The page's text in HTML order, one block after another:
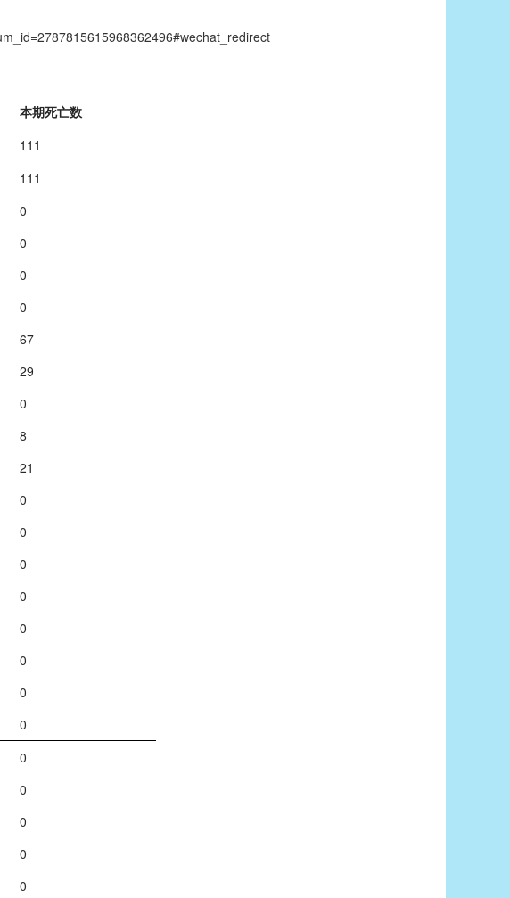
本期死亡数
111
111
0
0
0
0
67
29
0
8
21
0
0
0
0
0
0
0
0
0
0
0
0
0